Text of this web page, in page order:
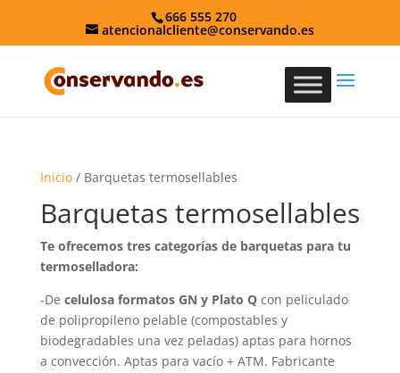
666 555 270
atencionalcliente@conservando.es
Inicio/ Barquetas termosellables
Barquetas termosellables
Te ofrecemos tres categorías de barquetas para tu
termoselladora:
-De celulosa formatos GN y Plato Qcon peliculado
de polipropileno pelable (compostables y
biodegradables una vez peladas) aptas para hornos
a convección. Aptas para vacío + ATM. Fabricante